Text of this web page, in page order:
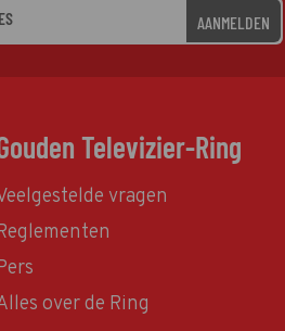
AANMELDEN
Televizier-Ring
vragen
over de Ring